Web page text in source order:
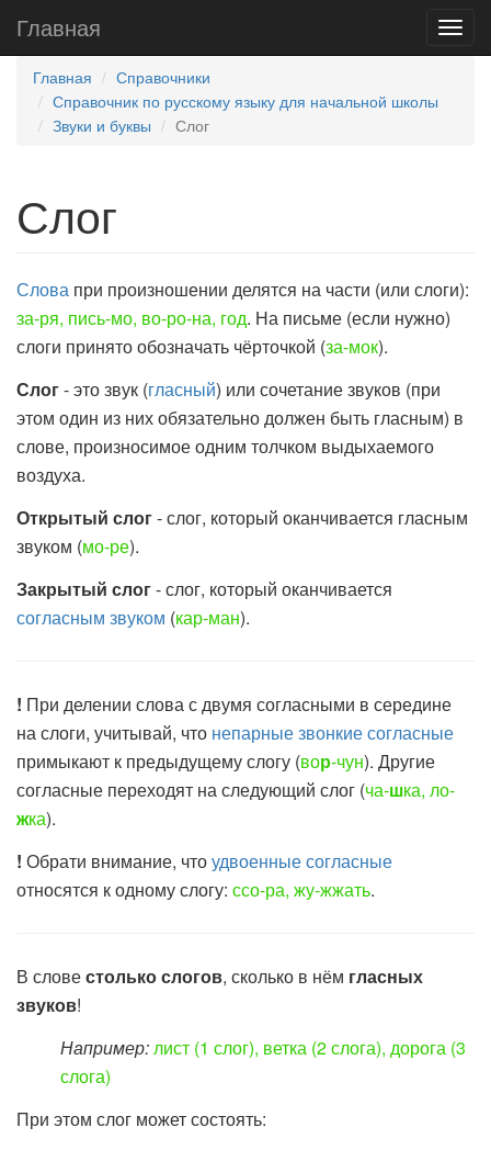
Главная
Главная
Справочники
Справочник по русскому языку для начальной школы
Звуки и буквы
Слог
Слог
Слова при произношении делятся на части (или слоги):
за-ря, пись-мо, во-ро-на, год. На письме (если нужно)
слоги принято обозначать чёрточкой (за-мок).
Слог- это звук (гласный) или сочетание звуков (при
этом один из них обязательно должен быть гласным) в
слове, произносимое одним толчком выдыхаемого
воздуха.
Открытый слог- слог, который оканчивается гласным
звуком (мо-ре).
Закрытый слог- слог, который оканчивается
согласным звуком (кар-ман).
! При делении слова с двумя согласными в середине
на слоги, учитывай, что непарные звонкие согласные
примыкают к предыдущему слогу (вор-чун). Другие
согласные переходят на следующий слог (ча-шка, ло-
жка).
! Обрати внимание, чтоудвоенные согласные
относятся к одному слогу: ссо-ра, жу-жжать.
В словестолько слогов, сколько в нём гласных
звуков!
Например:лист (1 слог), ветка (2 слога), дорога (3
слога)
При этом слог может состоять: